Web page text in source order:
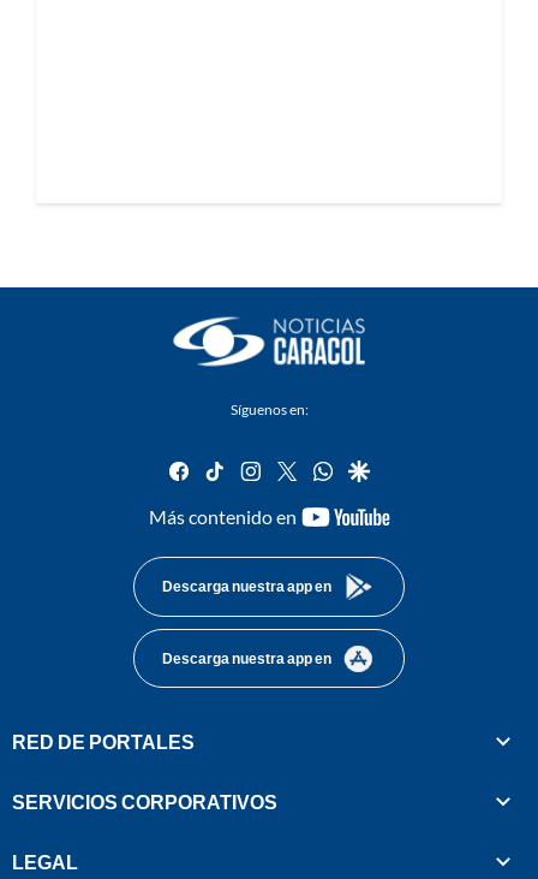
Síguenos en:
facebook
tiktok instagram
twitterwhatsapp
google
Más contenido en
youtube-
Descarga nuestra app en
Descarga nuestra app en
RED DE PORTALES
SERVICIOS CORPORATIVOS
LEGAL